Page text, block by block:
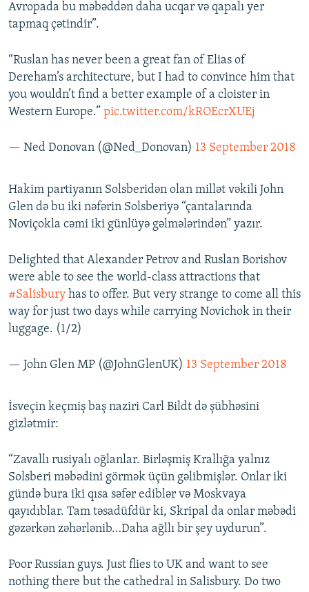
Avropada bu məbəddən daha ucqar və qapalı yer
tapmaq çətindir”.
“Ruslan has never been a great fan of Elias of
Dereham’s architecture, but I had to convince him that
you wouldn’t find a better example of a cloister in
Western Europe.” pic.twitter.com/kROEcrXUEj
— Ned Donovan (@Ned_Donovan) 13 September 2018
Hakim partiyanın Solsberidən olan millət vəkili John
Glen də bu iki nəfərin Solsberiyə “çantalarında
Noviçokla cəmi iki günlüyə gəlmələrindən” yazır.
Delighted that Alexander Petrov and Ruslan Borishov
were able to see the world-class attractions that
#Salisbury has to offer. But very strange to come all this
way for just two days while carrying Novichok in their
luggage. (1/2)
— John Glen MP (@JohnGlenUK) 13 September 2018
İsveçin keçmiş baş naziri Carl Bildt də şübhəsini
gizlətmir:
“Zavallı rusiyalı oğlanlar. Birləşmiş Krallığa yalnız
Solsberi məbədini görmək üçün gəlibmişlər. Onlar iki
gündə bura iki qısa səfər ediblər və Moskvaya
qayıdıblar. Tam təsadüfdür ki, Skripal da onlar məbədi
gəzərkən zəhərlənib…Daha ağllı bir şey uydurun”.
Poor Russian guys. Just flies to UK and want to see
nothing there but the cathedral in Salisbury. Do two